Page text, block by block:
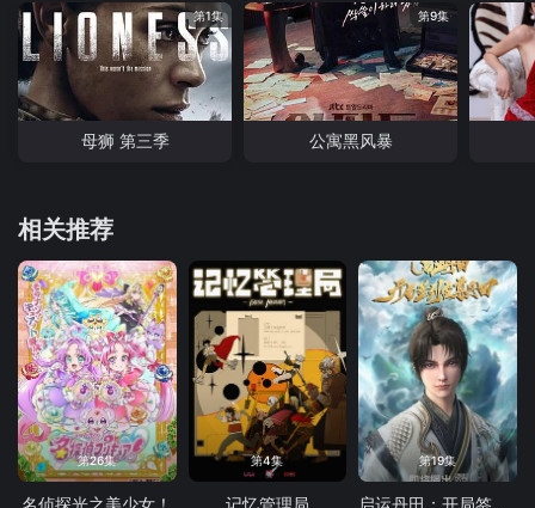
第1集
母狮 第三季
第9集
公寓黑风暴
相关推荐
第26集 第4集 第19集